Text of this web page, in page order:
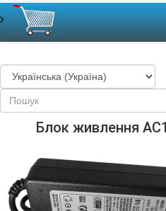
Блок живлення